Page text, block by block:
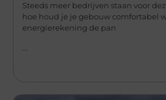
Steeds meer bedrijven staan voor
hoe houd je je gebouw comfortabel
energierekening de pan